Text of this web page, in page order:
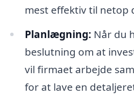
mest effektiv til netop
Planlægning: Når du
beslutning om at
vil firmaet arbejde
for at lave en